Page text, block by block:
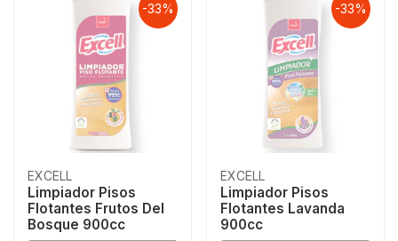
-33%
EXCELL
Limpiador Pisos
Flotantes Frutos Del
Bosque 900cc
-33%
EXCELL
Limpiador Pisos
Flotantes Lavanda
900cc